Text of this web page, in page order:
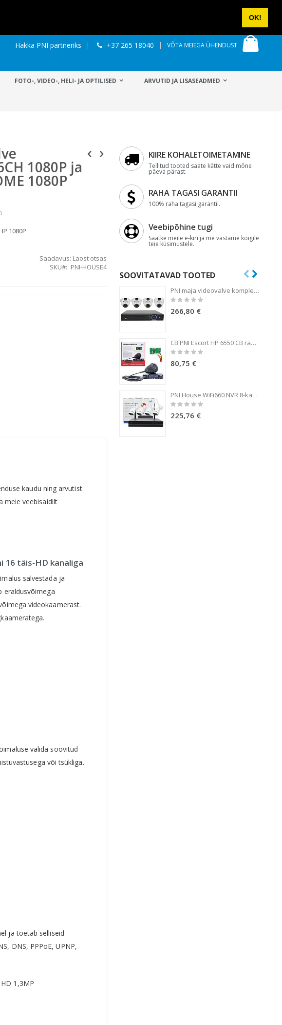
OK!
UUS KONTO
Hakka PNI partneriks +37 265 18040 VÕTA MEIEGA ÜHENDUST
FOTO-, VIDEO-, HELI- JA OPTILISED ARVUTID JA LISASEADMED
1080P ja
1080P
1080P.
Saadavus: Laost otsas
SKU
PNI-HOUSE4
kaudu ning arvutist
meie veebisaidilt
16 täis-HD kanaliga
salvestada ja
eraldusvõimega
videokaamerast.
valida soovitud
või tsükliga.
ja toetab selliseid
DNS, PPPoE, UPNP,
KIIRE KOHALETOIMETAMINE
Tellitud tooted saate kätte vaid mõne
päeva pärast.
RAHA TAGASI GARANTII
100% raha tagasi garantii.
Veebipõhine tugi
Saatke meile e-kiri ja me vastame kõigile
teie küsimustele.
SOOVITATAVAD TOOTED
PNI maja videovalve komplekt - NVR 16CH 1080P ja 4 kaamerat IP2DOME 1080P varifocal
Rating:
0%
266,80 €
CB PNI Escort HP 6550 CB raadiojaam koos paigaldatud PNI ECH01-ga, multistandardne, 4W, AM-FM, 12V, ASQ, kajarežiimiga
Rating:
0%
80,75 €
PNI House WiFi660 NVR 8-kanaliline videovalve komplekt 4 välistingimustes kasutatava juhtmevaba kaameraga 3MP, P2P, IP66
Rating:
0%
225,76 €